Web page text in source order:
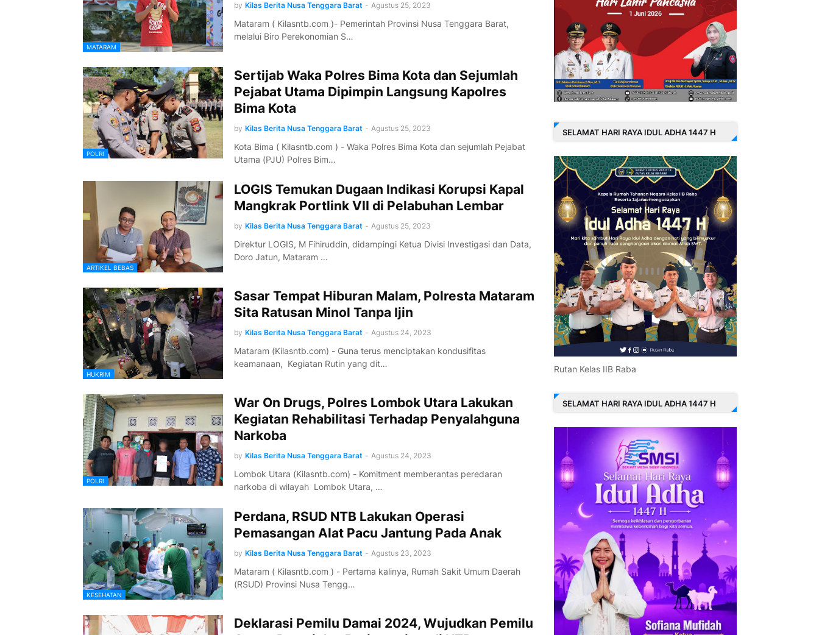
MATARAM
by Kilas Berita Nusa Tenggara Barat - Agustus 25, 2023
Mataram ( Kilasntb.com )- Pemerintah Provinsi Nusa Tenggara Barat,
melalui Biro Perekonomian S…
POLRI
Sertijab Waka Polres Bima Kota dan Sejumlah
Pejabat Utama Dipimpin Langsung Kapolres
Bima Kota
by Kilas Berita Nusa Tenggara Barat - Agustus 25, 2023
Kota Bima ( Kilasntb.com ) - Waka Polres Bima Kota dan sejumlah Pejabat
Utama (PJU) Polres Bim…
ARTIKEL BEBAS
LOGIS Temukan Dugaan Indikasi Korupsi Kapal
Mangkrak Portlink VII di Pelabuhan Lembar
by Kilas Berita Nusa Tenggara Barat - Agustus 25, 2023
Direktur LOGIS, M Fihiruddin, didampingi Ketua Divisi Investigasi dan Data,
Doro Jatun, Mataram …
HUKRIM
Sasar Tempat Hiburan Malam, Polresta Mataram
Sita Ratusan Minol Tanpa Ijin
by Kilas Berita Nusa Tenggara Barat - Agustus 24, 2023
Mataram (Kilasntb.com) - Guna terus menciptakan kondusifitas
keamanaan, Kegiatan Rutin yang dit…
POLRI
War On Drugs, Polres Lombok Utara Lakukan
Kegiatan Rehabilitasi Terhadap Penyalahguna
Narkoba
by Kilas Berita Nusa Tenggara Barat - Agustus 24, 2023
Lombok Utara (Kilasntb.com) - Komitment memberantas peredaran
narkoba di wilayah Lombok Utara, …
KESEHATAN
Perdana, RSUD NTB Lakukan Operasi
Pemasangan Alat Pacu Jantung Pada Anak
by Kilas Berita Nusa Tenggara Barat - Agustus 23, 2023
Mataram ( Kilasntb.com ) - Pertama kalinya, Rumah Sakit Umum Daerah
(RSUD) Provinsi Nusa Tengg…
Deklarasi Pemilu Damai 2024, Wujudkan Pemilu
SELAMAT HARI RAYA IDUL ADHA 1447 H
Rutan Kelas IIB Raba
SELAMAT HARI RAYA IDUL ADHA 1447 H